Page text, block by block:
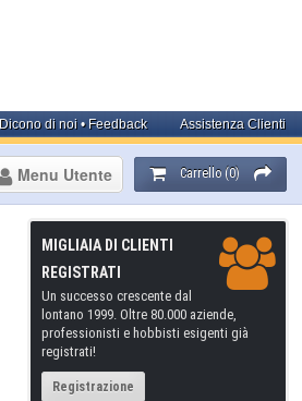
Assistenza Clienti
Dicono di noi • Feedback
Carrello (0)
Menu Utente
MIGLIAIA DI CLIENTI
REGISTRATI
Un successo crescente dal
lontano 1999. Oltre 80.000 aziende,
professionisti e hobbisti esigenti già
registrati!
Registrazione